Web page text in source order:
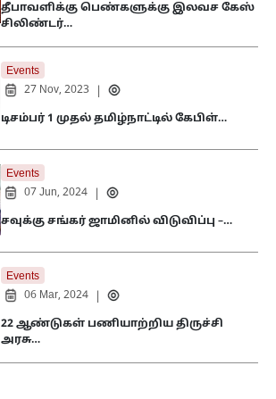
தீபாவளிக்கு பெண்களுக்கு இலவச கேஸ்
சிலிண்டர்…
Events
27 Nov, 2023
டிசம்பர் 1 முதல் தமிழ்நாட்டில் கேபிள்…
Events
07 Jun, 2024
சவுக்கு சங்கர் ஜாமினில் விடுவிப்பு –…
Events
06 Mar, 2024
22 ஆண்டுகள் பணியாற்றிய திருச்சி
அரசு…